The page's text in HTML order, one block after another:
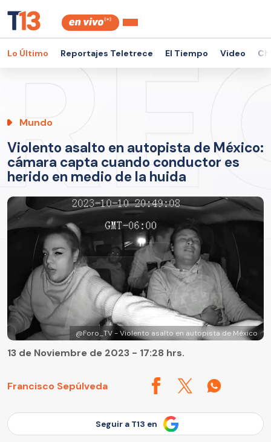
Lo Último Reportajes Teletrece El Tiempo Video
Mundo
Violento asalto en autopista de México:
cámara capta cuando conductor es
herido en medio de la huida
@Foro_TV - Violento asalto en autopista de México
Francisco Sepúlveda
13 de Noviembre de 2023 - 17:28 hrs.
Seguir a T13 en